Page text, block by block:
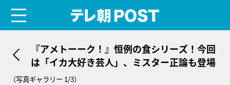
『アメトーーク！』恒例の食シリーズ！今回
は「イカ大好き芸人」、ミスター正論も登場
（写真ギャラリー 1/3）